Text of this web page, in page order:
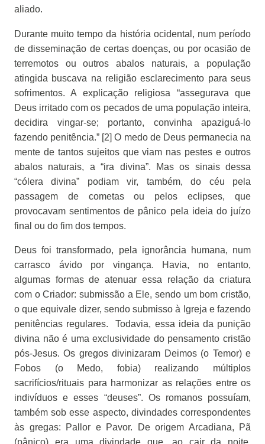
aliado.
Durante muito tempo da história ocidental, num período
de disseminação de certas doenças, ou por ocasião de
terremotos ou outros abalos naturais, a população
atingida buscava na religião esclarecimento para seus
sofrimentos. A explicação religiosa “assegurava que
Deus irritado com os pecados de uma população inteira,
decidira vingar-se; portanto, convinha apaziguá-lo
fazendo penitência.” [2] O medo de Deus permanecia na
mente de tantos sujeitos que viam nas pestes e outros
abalos naturais, a “ira divina”. Mas os sinais dessa
“cólera divina” podiam vir, também, do céu pela
passagem de cometas ou pelos eclipses, que
provocavam sentimentos de pânico pela ideia do juízo
final ou do fim dos tempos.
Deus foi transformado, pela ignorância humana, num
carrasco ávido por vingança. Havia, no entanto,
algumas formas de atenuar essa relação da criatura
com o Criador: submissão a Ele, sendo um bom cristão,
o que equivale dizer, sendo submisso à Igreja e fazendo
penitências regulares.
Todavia, essa ideia da punição
divina não é uma exclusividade do pensamento cristão
pós-Jesus. Os gregos divinizaram Deimos (o Temor) e
Fobos (o Medo, fobia) realizando múltiplos
sacrifícios/rituais para harmonizar as relações entre os
indivíduos e esses “deuses”. Os romanos possuíam,
também sob esse aspecto, divindades correspondentes
às gregas: Pallor e Pavor. De origem Arcadiana, Pã